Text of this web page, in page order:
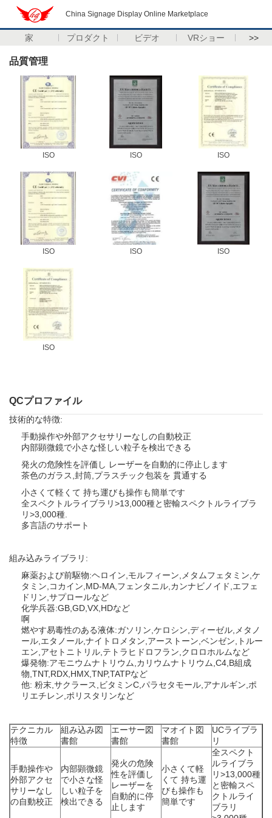
China Signage Display Online Marketplace
家 プロダクト ビデオ VRショー >>
品質管理
ISO ISO ISO
ISO ISO ISO
ISO
QCプロファイル
技術的な特徴:
手動操作や外部アクセサリーなしの自動校正
内部顕微鏡で小さな怪しい粒子を検出できる
発火の危険性を評価し レーザーを自動的に停止します
茶色のガラス,封筒,プラスチック包装を 貫通する
小さくて軽くて 持ち運びも操作も簡単です
全スペクトルライブラリ>13,000種と密輸スペクトルライブラ
リ>3,000種.
多言語のサポート
組み込みライブラリ:
麻薬および前駆物:ヘロイン,モルフィーン,メタムフェタミン,ケ
タミン,コカイン,MD-MA,フェンタニル,カンナビノイド,エフェ
ドリン,サプロールなど
化学兵器:GB,GD,VX,HDなど
啊
燃やす易毒性のある液体:ガソリン,ケロシン,ディーゼル,メタノ
ール,エタノール,ナイトロメタン,アーストーン,ベンゼン,トルー
エン,アセトニトリル,テトラヒドロフラン,クロロホルムなど
爆発物:アモニウムナトリウム,カリウムナトリウム,C4,B組成
物,TNT,RDX,HMX,TNP,TATPなど
他: 粉末,サクラース,ビタミンC,パラセタモール,アナルギン,ポ
リエチレン,ポリスタリンなど
テクニカル
特徴
組み込み図
書館
エーサー図
書館
マオイト図
書館
UCライブラ
リ
手動操作や
外部アクセ
サリーなし
の自動校正
内部顕微鏡
で小さな怪
しい粒子を
検出できる
発火の危険
性を評価し
レーザーを
自動的に停
止します
小さくて軽
くて 持ち運
びも操作も
簡単です
全スペクト
ルライブラ
リ>13,000種
と密輸スペ
クトルライ
ブラリ